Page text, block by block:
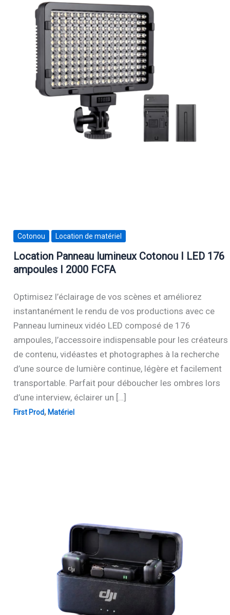
Cotonou Location de matériel
Location Panneau lumineux Cotonou I LED 176
ampoules I 2000 FCFA
Optimisez l’éclairage de vos scènes et améliorez
instantanément le rendu de vos productions avec ce
Panneau lumineux vidéo LED composé de 176
ampoules, l’accessoire indispensable pour les créateurs
de contenu, vidéastes et photographes à la recherche
d’une source de lumière continue, légère et facilement
transportable. Parfait pour déboucher les ombres lors
d’une interview, éclairer un […]
First Prod, Matériel